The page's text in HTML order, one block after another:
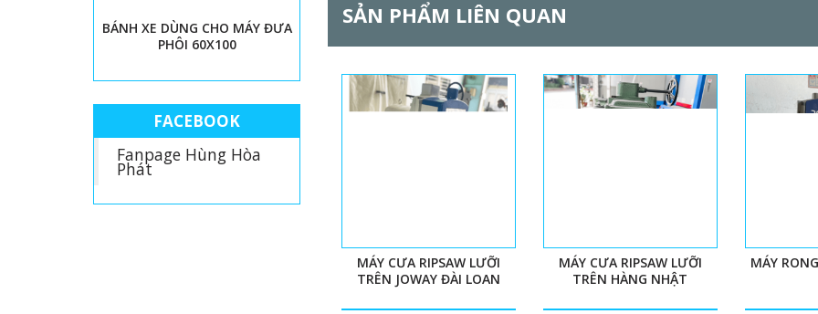
SẢN PHẨM LIÊN QUAN
MÁY CƯA RIPSAW LƯỠI
TRÊN JOWAY ĐÀI LOAN
MÁY CƯA RIPSAW LƯỠI
TRÊN HÀNG NHẬT
MÁY
BÁNH XE DÙNG CHO MÁY ĐƯA
PHÔI 60X100
FACEBOOK
Fanpage Hùng Hòa
Phát